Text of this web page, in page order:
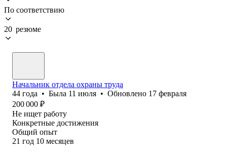
По соответствию
20 резюме
Начальник отдела охраны труда
44 года • Была 11 июля • Обновлено 17 февраля
200 000 ₽
Не ищет работу
Конкретные достижения
Общий опыт
21 год 10 месяцев